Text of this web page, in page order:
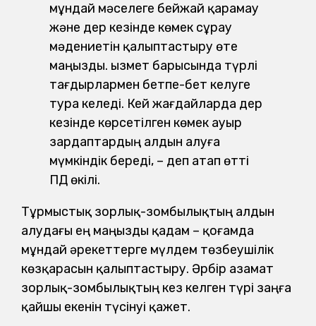
мұндай мәселеге бейжай қарамау
және дер кезінде көмек сұрау
мәдениетін қалыптастыру өте
маңызды. Қызмет барысында түрлі
тағдырлармен бетпе-бет келуге
тура келеді. Кей жағдайларда дер
кезінде көрсетілген көмек ауыр
зардаптардың алдын алуға
мүмкіндік береді, – деп атап өтті
ПД өкілі.
Тұрмыстық зорлық-зомбылықтың алдын
алудағы ең маңызды қадам – қоғамда
мұндай әрекеттерге мүлдем төзбеушілік
көзқарасын қалыптастыру. Әрбір азамат
зорлық-зомбылықтың кез келген түрі заңға
қайшы екенін түсінуі қажет.